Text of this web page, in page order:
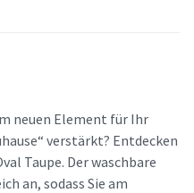
neuen Element für Ihr
verstärkt? Entdecken
Taupe. Der waschbare
an, sodass Sie am